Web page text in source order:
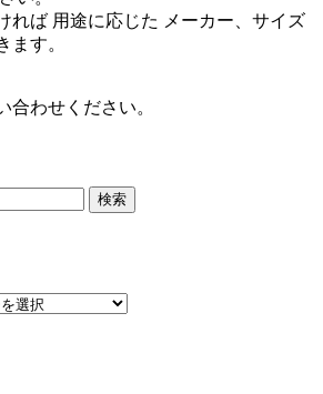
れば 用途に応じた メーカー、サイズ
ます。
合わせください。